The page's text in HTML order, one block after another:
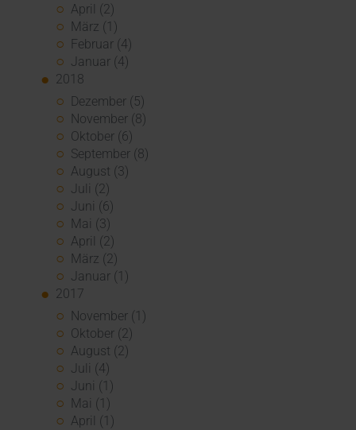
April (2)
März (1)
Februar (4)
Januar (4)
2018
Dezember (5)
November (8)
Oktober (6)
September (8)
August (3)
Juli (2)
Juni (6)
Mai (3)
April (2)
März (2)
Januar (1)
2017
November (1)
Oktober (2)
August (2)
Juli (4)
Juni (1)
Mai (1)
April (1)